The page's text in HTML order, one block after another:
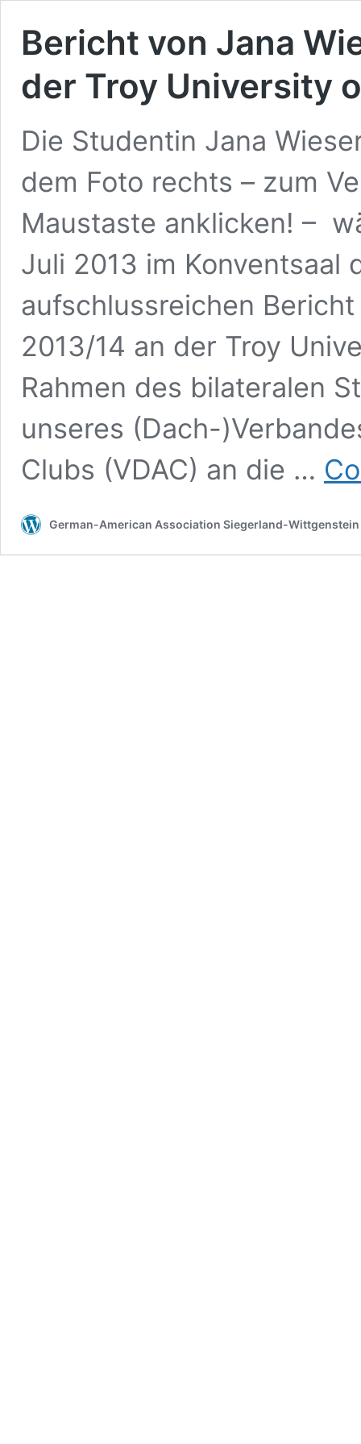
Bericht von Jana
der Troy University
Die Studentin Jana
dem Foto rechts – zum
Maustaste anklicken! –
Juli 2013 im Konventsaal
aufschlussreichen
2013/14 an der Troy
Rahmen des bilateralen
unseres (Dach-
Clubs (VDAC) an die …
German-American Association Siegerland-Wittgenstein